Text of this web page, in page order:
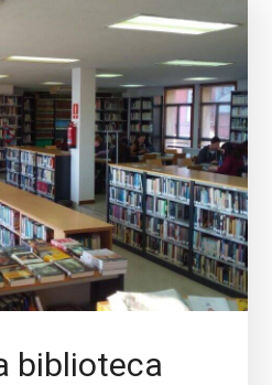
biblioteca